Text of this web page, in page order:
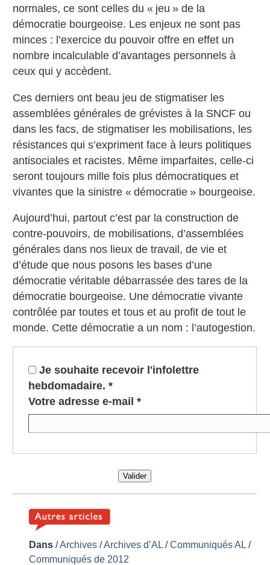
normales, ce sont celles du « jeu » de la
démocratie bourgeoise. Les enjeux ne sont pas
minces : l’exercice du pouvoir offre en effet un
nombre incalculable d’avantages personnels à
ceux qui y accèdent.
Ces derniers ont beau jeu de stigmatiser les
assemblées générales de grévistes à la SNCF ou
dans les facs, de stigmatiser les mobilisations, les
résistances qui s’expriment face à leurs politiques
antisociales et racistes. Même imparfaites, celle-ci
seront toujours mille fois plus démocratiques et
vivantes que la sinistre « démocratie » bourgeoise.
Aujourd’hui, partout c’est par la construction de
contre-pouvoirs, de mobilisations, d’assemblées
générales dans nos lieux de travail, de vie et
d’étude que nous posons les bases d’une
démocratie véritable débarrassée des tares de la
démocratie bourgeoise. Une démocratie vivante
contrôlée par toutes et tous et au profit de tout le
monde. Cette démocratie a un nom : l’autogestion.
Je souhaite recevoir l'infolettre
hebdomadaire. *
Votre adresse e-mail *
Valider
Dans /Archives /Archives d’AL /Communiqués AL /
Communiqués de 2012